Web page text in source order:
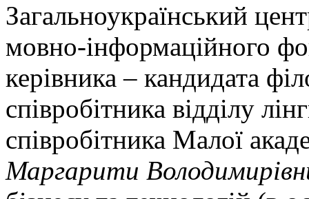
Загальноукраїнський
мовно-інформаційного
керівника – кандидата
співробітника відділу
співробітника Малої
Маргарити